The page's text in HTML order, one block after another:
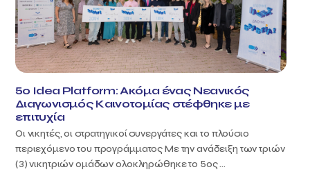
5o Idea Platform: Ακόμα ένας Νεανικός
Διαγωνισμός Καινοτομίας στέφθηκε με
επιτυχία
Οι νικητές, οι στρατηγικοί συνεργάτες και το πλούσιο
περιεχόμενο του προγράμματος Με την ανάδειξη των τριών
(3) νικητριών ομάδων ολοκληρώθηκε το 5ος ...